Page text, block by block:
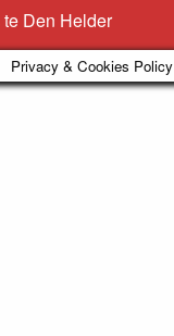
Den Helder
Privacy & Cookies Policy